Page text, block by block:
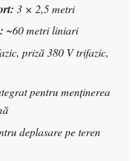
3 × 2,5 metri
~60 metri liniari
priză 380 V trifazic,
pentru menținerea
deplasare pe teren